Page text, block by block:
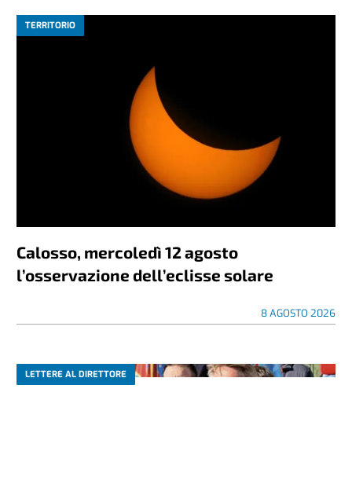
TERRITORIO
Calosso, mercoledì 12 agosto
l’osservazione dell’eclisse solare
8 AGOSTO 2026
LETTERE AL DIRETTORE